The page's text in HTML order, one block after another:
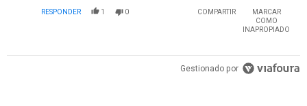
RESPONDER 1 0 COMPARTIR
MARCAR
COMO
INAPROPIADO
Gestionado por